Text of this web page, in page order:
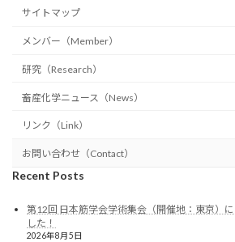
サイトマップ
メンバー（Member）
研究（Research）
畜産化学ニュース（News）
リンク（Link）
お問い合わせ（Contact）
Recent Posts
第12回 日本筋学会学術集会（開催地：東京）
した！
2026年8月5日